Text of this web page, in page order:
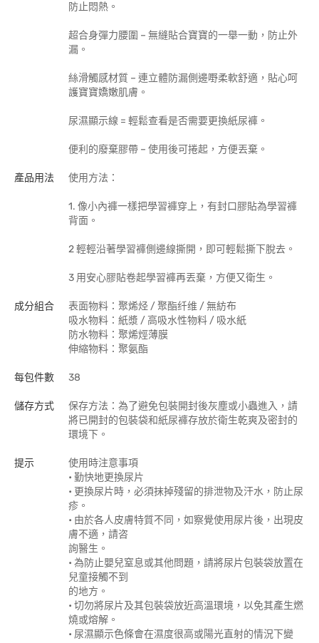
防止悶熱。
超合身彈力腰圍 – 無縫貼合寶寶的一舉一動，防止外
漏。
絲滑觸感材質 – 連立體防漏側邊嘢柔軟舒適，貼心呵
護寶寶嬌嫩肌膚。
尿濕顯示線 = 輕鬆查看是否需要更換紙尿褲。
便利的廢棄膠帶 – 使用後可捲起，方便丟棄。
產品用法 使用方法：
1. 像小內褲一樣把學習褲穿上，有封口膠貼為學習褲
背面。
2 輕輕沿著學習褲側邊線撕開，即可輕鬆撕下脫去。
3 用安心膠貼卷起學習褲再丟棄，方便又衛生。
成分組合
表面物料：聚烯烃 / 聚酯纤维 / 無紡布
吸水物料：紙漿 / 高吸水性物料 / 吸水紙
防水物料：聚烯烴薄膜
伸縮物料：聚氨酯
每包件數 38
儲存方式
保存方法：為了避免包裝開封後灰塵或小蟲進入，請
將已開封的包裝袋和紙尿褲存放於衛生乾爽及密封的
環境下。
提示
使用時注意事項
• 勤快地更換尿片
• 更換尿片時，必須抹掉殘留的排泄物及汗水，防止尿
疹。
• 由於各人皮膚特質不同，如察覺使用尿片後，出現皮
膚不適，請咨
詢醫生。
• 為防止嬰兒窒息或其他問題，請將尿片包裝袋放置在
兒童接觸不到
的地方。
• 切勿將尿片及其包裝袋放近高溫環境，以免其產生燃
燒或熔解。
• 尿濕顯示色條會在濕度很高或陽光直射的情況下變